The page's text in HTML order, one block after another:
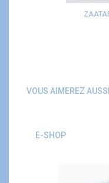
VOUS AIMEREZ AUSSI
E-SHOP